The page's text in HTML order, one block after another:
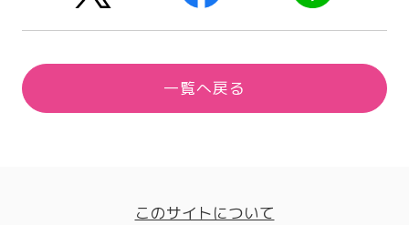
一覧へ戻る
このサイトについて